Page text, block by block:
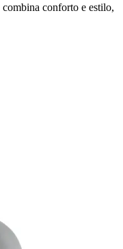
conforto e estilo,